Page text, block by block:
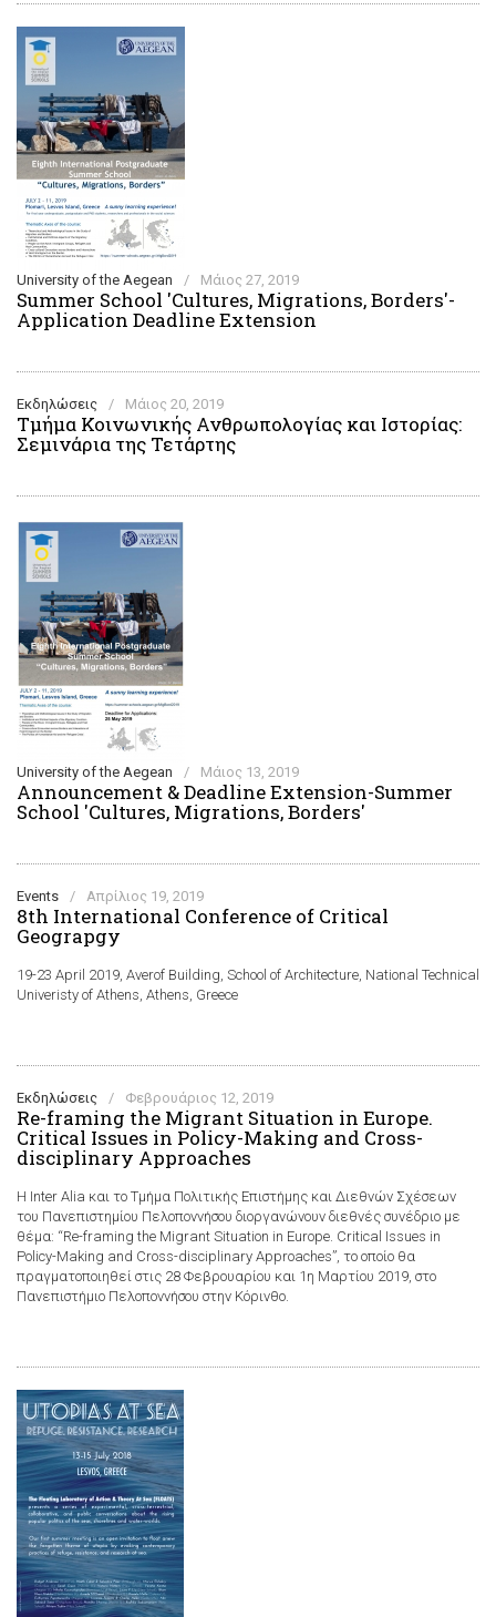
University of the Aegean / Μάιος 27, 2019
Summer School 'Cultures, Migrations, Borders'-
Application Deadline Extension
Εκδηλώσεις / Μάιος 20, 2019
Τμήμα Κοινωνικής Ανθρωπολογίας και Ιστορίας:
Σεμινάρια της Τετάρτης
University of the Aegean / Μάιος 13, 2019
Announcement & Deadline Extension-Summer
School 'Cultures, Migrations, Borders'
Events / Απρίλιος 19, 2019
8th International Conference of Critical
Geograpgy
19-23 April 2019, Averof Building, School of Architecture, National Technical
Univeristy of Athens, Athens, Greece
Εκδηλώσεις / Φεβρουάριος 12, 2019
Re-framing the Migrant Situation in Europe.
Critical Issues in Policy-Making and Cross-
disciplinary Approaches
H Inter Alia και το Τμήμα Πολιτικής Επιστήμης και Διεθνών Σχέσεων
του Πανεπιστημίου Πελοποννήσου διοργανώνουν διεθνές συνέδριο με
θέμα: “Re-framing the Migrant Situation in Europe. Critical Issues in
Policy-Making and Cross-disciplinary Approaches”, το οποίο θα
πραγματοποιηθεί στις 28 Φεβρουαρίου και 1η Μαρτίου 2019, στο
Πανεπιστήμιο Πελοποννήσου στην Κόρινθο.